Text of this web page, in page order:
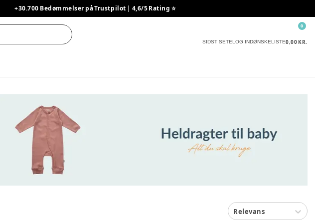
+30.700 Bedømmelser på Trustpilot | 4,6/5 Rating ⭐️
SIDST SETELOG INDØNSKELISTE0,00 KR.
0
Relevans